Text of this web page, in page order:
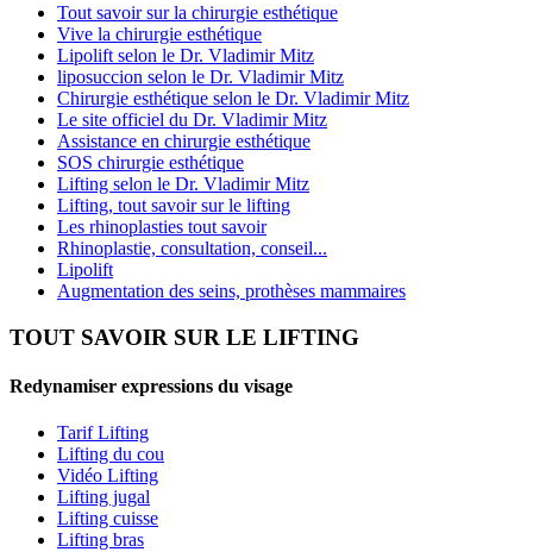
Tout savoir sur la chirurgie esthétique
Vive la chirurgie esthétique
Lipolift selon le Dr. Vladimir Mitz
liposuccion selon le Dr. Vladimir Mitz
Chirurgie esthétique selon le Dr. Vladimir Mitz
Le site officiel du Dr. Vladimir Mitz
Assistance en chirurgie esthétique
SOS chirurgie esthétique
Lifting selon le Dr. Vladimir Mitz
Lifting, tout savoir sur le lifting
Les rhinoplasties tout savoir
Rhinoplastie, consultation, conseil...
Lipolift
Augmentation des seins, prothèses mammaires
TOUT SAVOIR SUR LE LIFTING
Redynamiser expressions du visage
Tarif Lifting
Lifting du cou
Vidéo Lifting
Lifting jugal
Lifting cuisse
Lifting bras